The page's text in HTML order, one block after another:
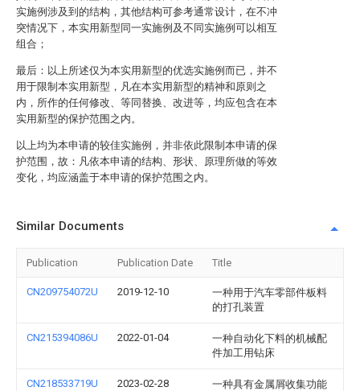
实施例涉及到的结构，其他结构可参考通常设计，在不冲
突情况下，本实用新型同一实施例及不同实施例可以相互
组合；
最后：以上所述仅为本实用新型的优选实施例而已，并不
用于限制本实用新型，凡在本实用新型的精神和原则之
内，所作的任何修改、等同替换、改进等，均应包含在本
实用新型的保护范围之内。
以上均为本申请的较佳实施例，并非依此限制本申请的保
护范围，故：凡依本申请的结构、形状、原理所做的等效
变化，均应涵盖于本申请的保护范围之内。
Similar Documents
Publication Publication Date Title
CN209754072U 2019-12-10
一种用于汽车零部件板料
的打孔装置
CN215394086U 2022-01-04
一种自动化下料的机械配
件加工用钻床
CN218533719U 2023-02-28
一种具有金属屑收集功能